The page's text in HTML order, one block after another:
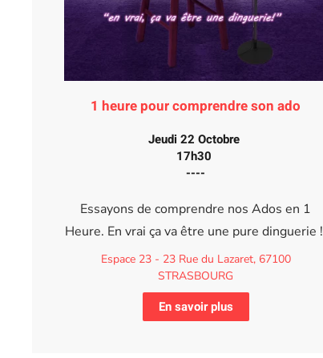
1 heure pour comprendre son ado
Jeudi 22 Octobre
17h30
----
Essayons de comprendre nos Ados en 1
Heure. En vrai ça va être une pure dinguerie !
Espace 23 - 23 Rue du Lazaret, 67100
STRASBOURG
En savoir plus